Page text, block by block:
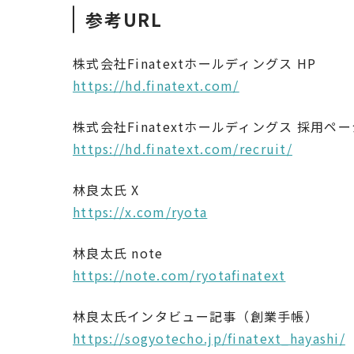
参考URL
株式会社Finatextホールディングス HP
https://hd.finatext.com/
株式会社Finatextホールディングス 採用ペ
https://hd.finatext.com/recruit/
林良太氏 X
https://x.com/ryota
林良太氏 note
https://note.com/ryotafinatext
林良太氏インタビュー記事（創業手帳）
https://sogyotecho.jp/finatext_hayashi/